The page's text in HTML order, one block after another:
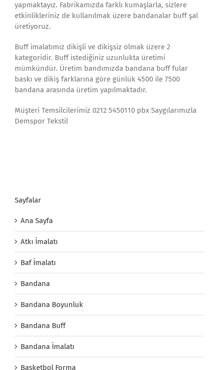
yapmaktayız. Fabrikamızda farklı kumaşlarla, sizlere
etkinlikleriniz de kullanılmak üzere bandanalar buff şal
üretiyoruz.
Buff imalatımız dikişli ve dikişsiz olmak üzere 2
kategoridir. Buff istediğiniz uzunlukta üretimi
mümkündür. Üretim bandımızda bandana buff fular
baskı ve dikiş farklarına göre günlük 4500 ile 7500
bandana arasında üretim yapılmaktadır.
Müşteri Temsilcilerimiz 0212 5450110 pbx Saygılarımızla
Demspor Tekstil
Sayfalar
Ana Sayfa
Atkı İmalatı
Baf İmalatı
Bandana
Bandana Boyunluk
Bandana Buff
Bandana İmalatı
Basketbol Forma